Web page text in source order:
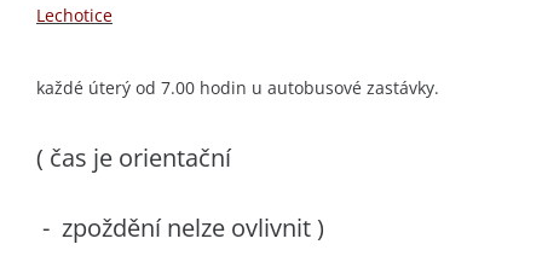
Lechotice
každé úterý od 7.00 hodin u autobusové zastávky.
( čas je orientační
- zpoždění nelze ovlivnit )